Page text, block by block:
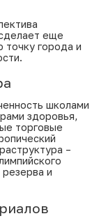
еще
города и
школами
здоровья,
торговые
–
и